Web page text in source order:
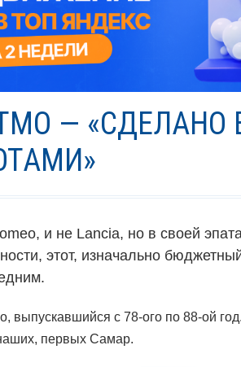
—
, и не Lancia, но в своей
этот, изначально
, выпускавшийся с 78-ого по 88-ой
первых Самар.